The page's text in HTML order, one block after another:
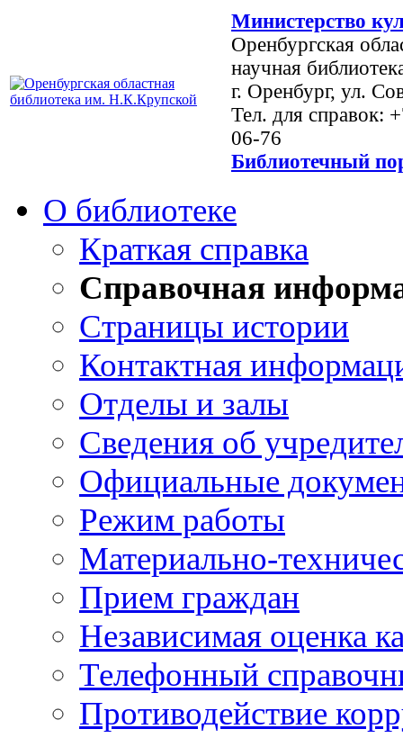
Министерство
Оренбургская
научная
г. Оренбург, ул.
Тел. для справок:
06-76
Библиотечный
О библиотеке
Краткая справка
Справочная
Страницы истории
Контактная
Отделы и залы
Сведения об
Официальные
Режим работы
Материально-
Прием граждан
Независимая оценка
Телефонный
Противодействие